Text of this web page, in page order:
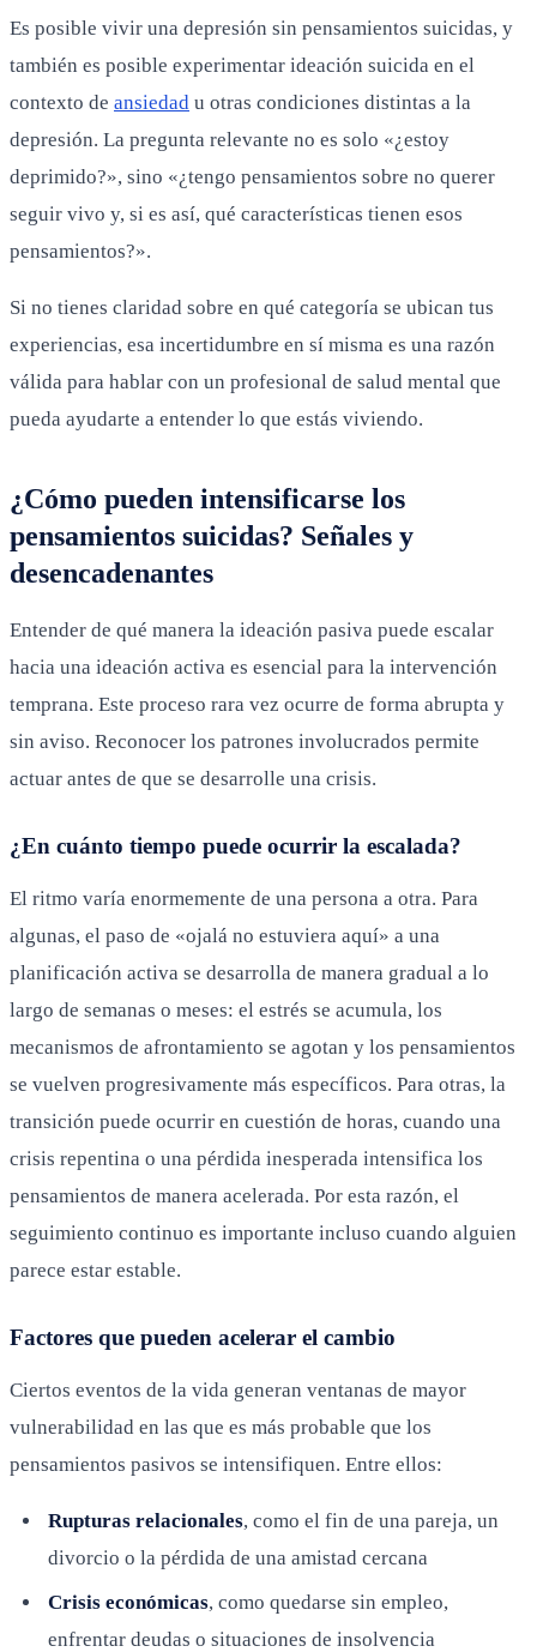
Es posible vivir una depresión sin pensamientos suicidas, y
también es posible experimentar ideación suicida en el
contexto de ansiedad u otras condiciones distintas a la
depresión. La pregunta relevante no es solo «¿estoy
deprimido?», sino «¿tengo pensamientos sobre no querer
seguir vivo y, si es así, qué características tienen esos
pensamientos?».
Si no tienes claridad sobre en qué categoría se ubican tus
experiencias, esa incertidumbre en sí misma es una razón
válida para hablar con un profesional de salud mental que
pueda ayudarte a entender lo que estás viviendo.
¿Cómo pueden intensificarse los
pensamientos suicidas? Señales y
desencadenantes
Entender de qué manera la ideación pasiva puede escalar
hacia una ideación activa es esencial para la intervención
temprana. Este proceso rara vez ocurre de forma abrupta y
sin aviso. Reconocer los patrones involucrados permite
actuar antes de que se desarrolle una crisis.
¿En cuánto tiempo puede ocurrir la escalada?
El ritmo varía enormemente de una persona a otra. Para
algunas, el paso de «ojalá no estuviera aquí» a una
planificación activa se desarrolla de manera gradual a lo
largo de semanas o meses: el estrés se acumula, los
mecanismos de afrontamiento se agotan y los pensamientos
se vuelven progresivamente más específicos. Para otras, la
transición puede ocurrir en cuestión de horas, cuando una
crisis repentina o una pérdida inesperada intensifica los
pensamientos de manera acelerada. Por esta razón, el
seguimiento continuo es importante incluso cuando alguien
parece estar estable.
Factores que pueden acelerar el cambio
Ciertos eventos de la vida generan ventanas de mayor
vulnerabilidad en las que es más probable que los
pensamientos pasivos se intensifiquen. Entre ellos:
Rupturas relacionales, como el fin de una pareja, un
divorcio o la pérdida de una amistad cercana
Crisis económicas, como quedarse sin empleo,
enfrentar deudas o situaciones de insolvencia